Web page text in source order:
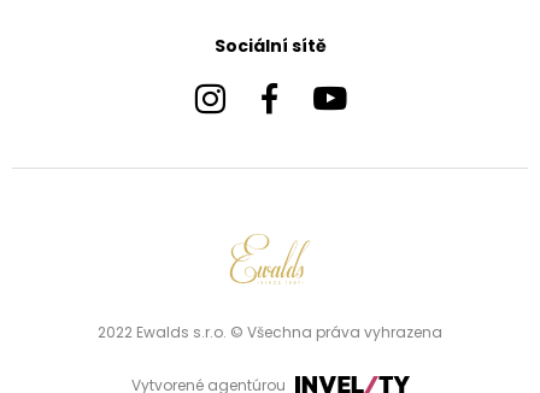
Sociální sítě
2022 Ewalds s.r.o. © Všechna práva vyhrazena
Vytvorené agentúrou